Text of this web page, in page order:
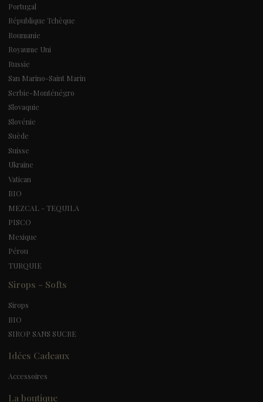
Portugal
République Tchèque
Roumanie
Royaume Uni
Russie
San Marino-Saint Marin
Serbie-Monténégro
Slovaquie
Slovénie
Suède
Suisse
Ukraine
Vatican
BIO
MEZCAL - TEQUILA
PISCO
Mexique
Pérou
TURQUIE
Sirops - Softs
Sirops
BIO
SIROP SANS SUCRE
Idées Cadeaux
Accessoires
La boutique